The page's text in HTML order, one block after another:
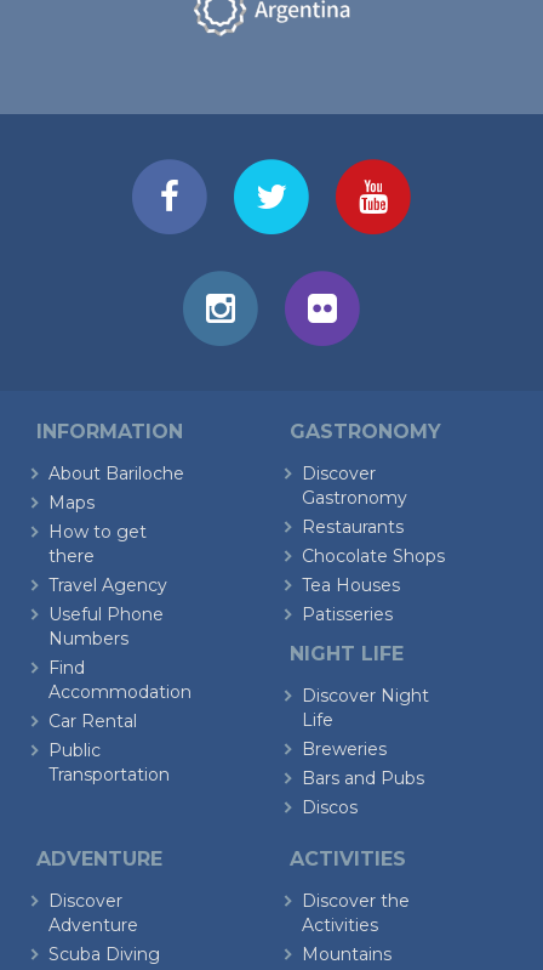
INFORMATION
About Bariloche
Maps
How to get
there
Travel Agency
Useful Phone
Numbers
Find
Accommodation
Car Rental
Public
Transportation
GASTRONOMY
Discover
Gastronomy
Restaurants
Chocolate Shops
Tea Houses
Patisseries
NIGHT LIFE
Discover Night
Life
Breweries
Bars and Pubs
Discos
ADVENTURE
Discover
Adventure
Scuba Diving
ACTIVITIES
Discover the
Activities
Mountains